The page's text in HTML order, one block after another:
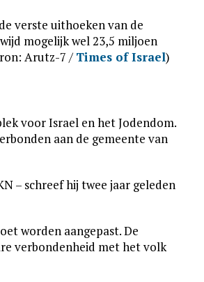
verste uithoeken van de
mogelijk wel 23,5 miljoen
Arutz-7 / Times of Israel)
voor Israel en het Jodendom.
aan de gemeente van
– schreef hij twee jaar geleden
worden aangepast. De
verbondenheid met het volk